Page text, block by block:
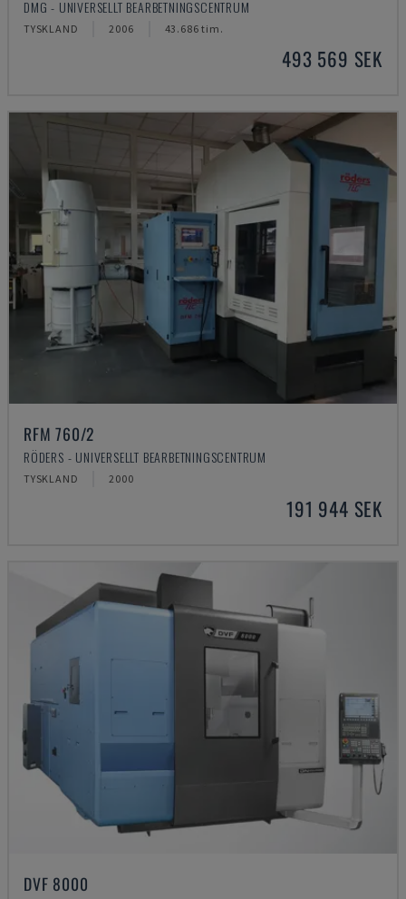
DMG - UNIVERSELLT BEARBETNINGSCENTRUM
TYSKLAND 2006 43.686 tim.
493 569 SEK
RFM 760/2
RÖDERS - UNIVERSELLT BEARBETNINGSCENTRUM
TYSKLAND 2000
191 944 SEK
DVF 8000